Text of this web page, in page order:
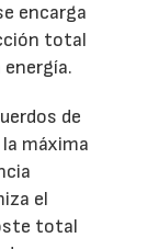
encarga
total
de
máxima
el
total